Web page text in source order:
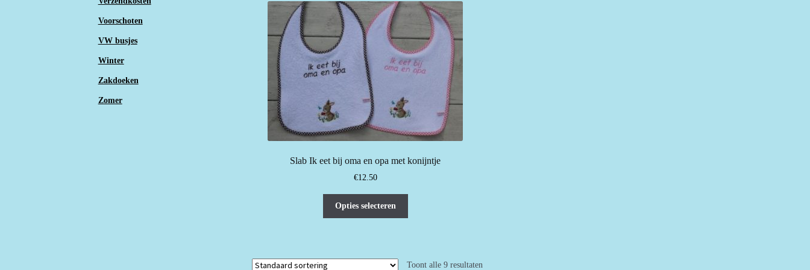
gekozen
worden
op
de
productpagina
Slab Ik eet bij oma en opa met konijntje
€12.50
Opties selecteren
Deze
Toont alle 9 resultaten
Voorschoten
VW busjes
Winter
Zakdoeken
Zomer